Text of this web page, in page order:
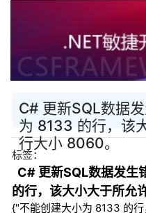
C# 更新SQL数据
为 8133 的行，该
行大小 8060。
标签：
C# 更新SQL数据发生
的行，该大小大于所允
{"不能创建大小为 8133 的